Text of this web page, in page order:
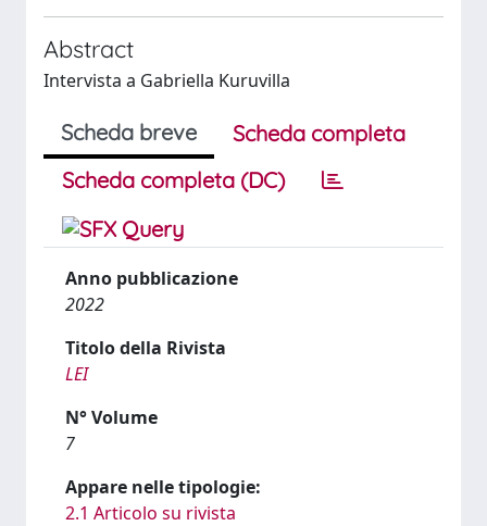
Abstract
Intervista a Gabriella Kuruvilla
Scheda breve
Scheda completa
Scheda completa (DC)
Anno pubblicazione
2022
Titolo della Rivista
LEI
N° Volume
7
Appare nelle tipologie:
2.1 Articolo su rivista